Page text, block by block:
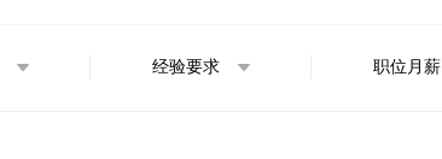
经验要求 职位月薪